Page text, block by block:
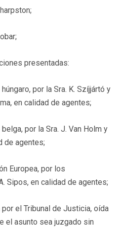
presentadas:
por la Sra. K. Szíjjártó y
en calidad de agentes;
por la Sra. J. Van Holm y
de agentes;
Europea, por los
Sipos, en calidad de agentes;
el Tribunal de Justicia, oída
el asunto sea juzgado sin